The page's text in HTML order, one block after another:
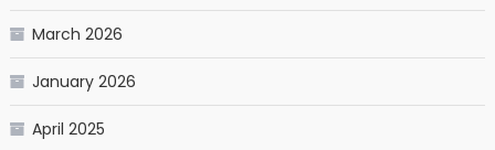
March 2026
January 2026
April 2025